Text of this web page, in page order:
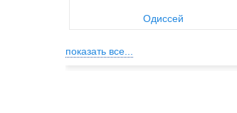
Одиссей
показать все...